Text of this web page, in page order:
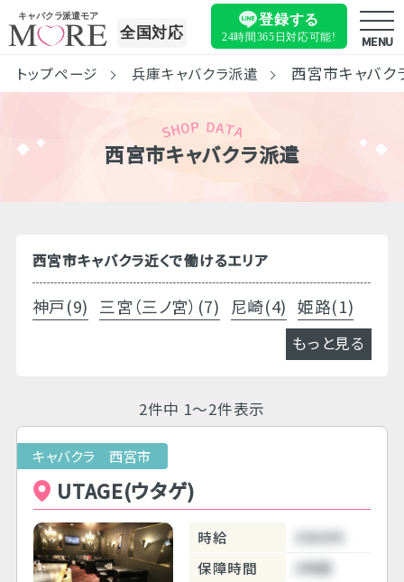
キャバクラ派遣モア
全国対応
登録する
24時間365日対応可能! MENU
トップページ 兵庫キャバクラ派遣 西宮市キャバク
西宮市キャバクラ派遣
西宮市キャバクラ近くで働けるエリア
神戸(9) 三宮（三ノ宮）(7) 尼崎(4) 姫路(1)
もっと見る
2件中 1～2件表示
キャバクラ 西宮市
UTAGE(ウタゲ)
時給
3000円
保障時間
3時間